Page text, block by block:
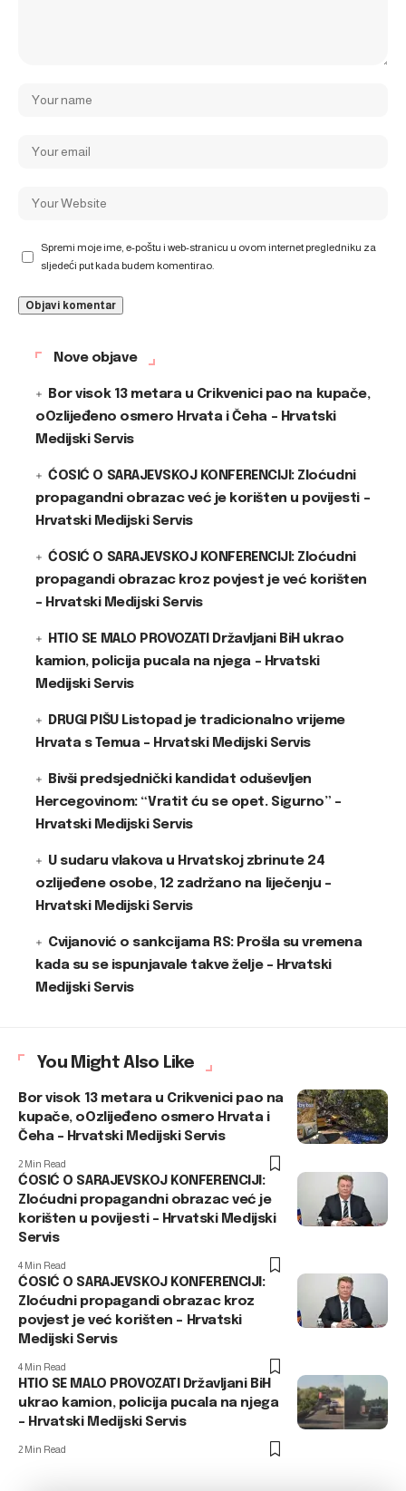
Spremi moje ime, e-poštu i web-stranicu u ovom internet pregledniku za
sljedeći put kada budem komentirao.
Nove objave
Bor visok 13 metara u Crikvenici pao na kupače,
oOzlijeđeno osmero Hrvata i Čeha – Hrvatski
Medijski Servis
ĆOSIĆ O SARAJEVSKOJ KONFERENCIJI: Zloćudni
propagandni obrazac već je korišten u povijesti –
Hrvatski Medijski Servis
ĆOSIĆ O SARAJEVSKOJ KONFERENCIJI: Zloćudni
propagandi obrazac kroz povjest je već korišten
– Hrvatski Medijski Servis
HTIO SE MALO PROVOZATI Državljani BiH ukrao
kamion, policija pucala na njega – Hrvatski
Medijski Servis
DRUGI PIŠU Listopad je tradicionalno vrijeme
Hrvata s Temua – Hrvatski Medijski Servis
Bivši predsjednički kandidat oduševljen
Hercegovinom: “Vratit ću se opet. Sigurno” –
Hrvatski Medijski Servis
U sudaru vlakova u Hrvatskoj zbrinute 24
ozlijeđene osobe, 12 zadržano na liječenju –
Hrvatski Medijski Servis
Cvijanović o sankcijama RS: Prošla su vremena
kada su se ispunjavale takve želje – Hrvatski
Medijski Servis
You Might Also Like
Bor visok 13 metara u Crikvenici pao na
kupače, oOzlijeđeno osmero Hrvata i
Čeha – Hrvatski Medijski Servis
2 Min Read
ĆOSIĆ O SARAJEVSKOJ KONFERENCIJI:
Zloćudni propagandni obrazac već je
korišten u povijesti – Hrvatski Medijski
Servis
4 Min Read
ĆOSIĆ O SARAJEVSKOJ KONFERENCIJI:
Zloćudni propagandi obrazac kroz
povjest je već korišten – Hrvatski
Medijski Servis
4 Min Read
HTIO SE MALO PROVOZATI Državljani BiH
ukrao kamion, policija pucala na njega
– Hrvatski Medijski Servis
2 Min Read